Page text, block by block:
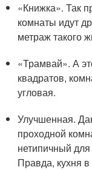
«Книжка». Так
комнаты идут
метраж такого
«Трамвай». А
квадратов,
угловая.
Улучшенная.
проходной
нетипичный
Правда, кухня